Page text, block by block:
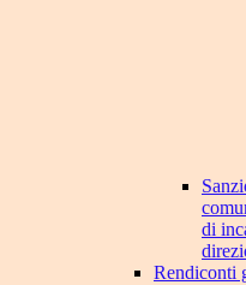
di
Rendiconti